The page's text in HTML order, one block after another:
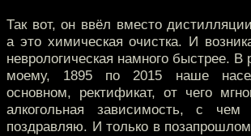
Так вот, он ввёл вместо
а это химическая очистка. И
неврологическая намного быстрее. В
моему, 1895 по 2015 наше
основном, ректификат, от чего
алкогольная зависимость, с
поздравляю. И только в позапрошлом